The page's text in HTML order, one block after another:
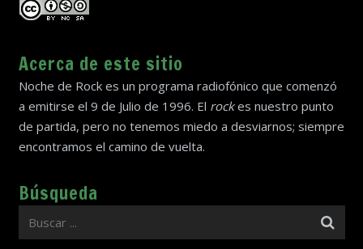
Acerca de este sitio
Noche de Rock es un programa radiofónico que comenzó
a emitirse el 9 de Julio de 1996. El rockes nuestro punto
de partida, pero no tenemos miedo a desviarnos; siempre
encontramos el camino de vuelta.
Búsqueda